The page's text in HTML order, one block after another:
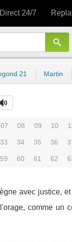
Direct 24/7
21 Martin
07 08 09 10
33 34 35 36
59 60 61 62
avec justice,
comme un